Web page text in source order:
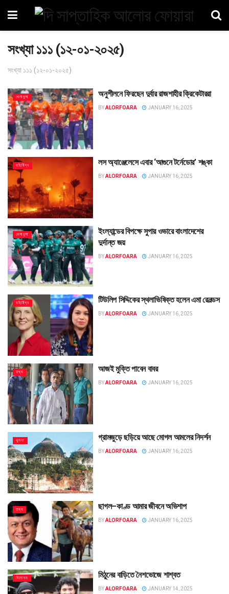
সংখ্যা ১১১ (১২-০১-২০২৫)
সংখ্যা ১১১ (১২-০১-২০২৫)
খেলাধুলা অনুশীলনে ফিরছেন দুর্বার রাজশাহীর ক্রিকেটাররা
BYALORFOARA JANUARY 16, 2025
বহির্বিশ্ব লস অ্যাঞ্জেলেসে এবার ‘আগুনে টর্নেডোর’ শঙ্কা
BYALORFOARA JANUARY 16, 2025
খেলাধুলা
ইংল্যান্ডের বিপক্ষে সুপার ওভারে বাংলাদেশের
দুর্দান্ত জয়
BYALORFOARA JANUARY 16, 2025
বহির্বিশ্ব টিউলিপ সিদ্দিকের স্থলাভিষিক্ত হলেন এমা রেনল্ডস
BYALORFOARA JANUARY 16, 2025
তথ্য আজই মুক্তি পাবেন বাবর
BYALORFOARA JANUARY 16, 2025
খুলনা গ্রামজুড়ে ছড়িয়ে আছে মোগল আমলের নিদর্শন
BYALORFOARA JANUARY 16, 2025
তথ্য ছাগল–কাণ্ড আমার জীবনে অভিশাপ
BYALORFOARA JANUARY 16, 2025
বিনোদন মিঠুনের বাড়িতে নৈশভোজে শাশ্বত
BYALORFOARA JANUARY 14, 2025